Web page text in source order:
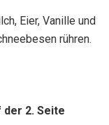
Eier, Vanille und
rühren.
der 2. Seite